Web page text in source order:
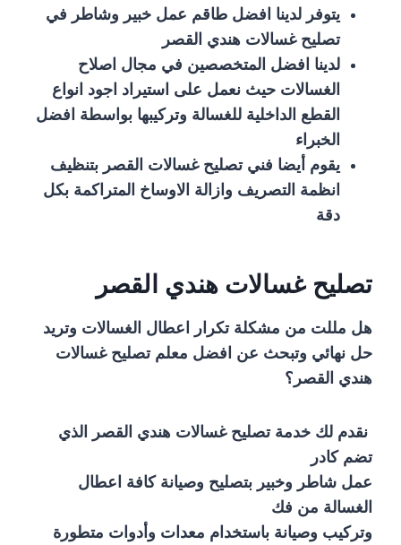
يتوفر لدينا افضل طاقم عمل خبير وشاطر في
تصليح غسالات هندي القصر
لدينا افضل المتخصصين في مجال اصلاح
الغسالات حيث نعمل على استيراد اجود انواع
القطع الداخلية للغسالة وتركيبها بواسطة افضل
الخبراء
يقوم أيضا فني تصليح غسالات القصر بتنظيف
انظمة التصريف وازالة الاوساخ المتراكمة بكل
دقة
تصليح غسالات هندي القصر
هل مللت من مشكلة تكرار اعطال الغسالات وتريد
حل نهائي وتبحث عن افضل معلم تصليح غسالات
هندي القصر؟
نقدم لك خدمة تصليح غسالات هندي القصر الذي
تضم كادر
عمل شاطر وخبير بتصليح وصيانة كافة اعطال
الغسالة من فك
وتركيب وصيانة باستخدام معدات وأدوات متطورة